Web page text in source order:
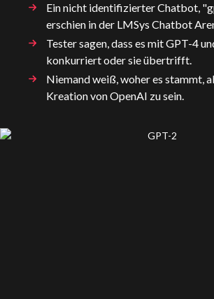
Ein nicht identifizierter Chatbot,
erschien in der LMSys Chatbot
Tester sagen, dass es mit GPT-4
konkurriert oder sie übertrifft.
Niemand weiß, woher es stammt,
Kreation von OpenAI zu sein.